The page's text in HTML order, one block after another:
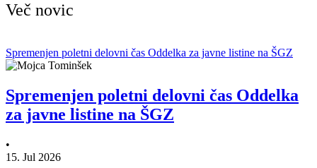
Več novic
Spremenjen poletni delovni čas Oddelka za javne listine na ŠGZ
Spremenjen poletni delovni čas Oddelka
za javne listine na ŠGZ
•
15. Jul 2026